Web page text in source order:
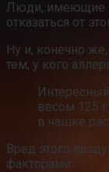
Люди, имеющие
отказаться от
Ну и, конечно
тем, у кого
весом 125
в чашке
Вред этого
факторами: